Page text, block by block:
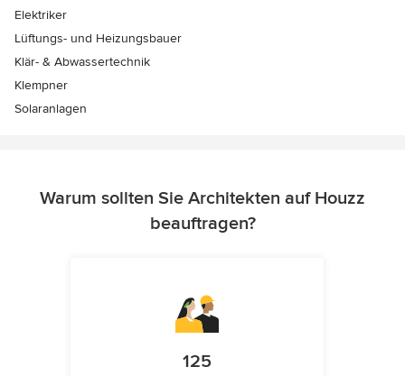
Elektriker
Lüftungs- und Heizungsbauer
Klär- & Abwassertechnik
Klempner
Solaranlagen
Warum sollten Sie Architekten auf Houzz
beauftragen?
125